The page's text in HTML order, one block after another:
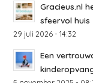
Gracieus.nl
sfeervol huis
29 juli 2026 - 14:32
Een